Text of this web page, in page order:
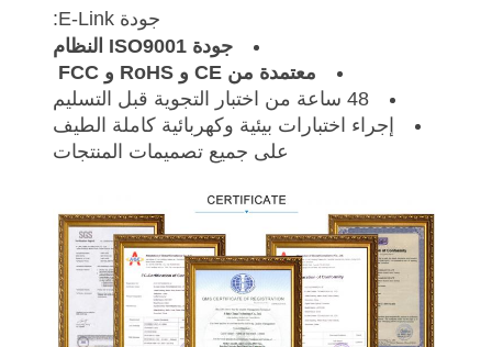
جودة E-Link:
جودة ISO9001
النظام
معتمدة من CE و RoHS و FCC
48 ساعة من اختبار التجوية قبل التسليم
إجراء اختبارات بيئية وكهربائية كاملة الطيف
على جميع تصميمات المنتجات